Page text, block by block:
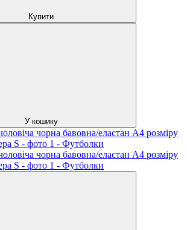
Купити
У кошику